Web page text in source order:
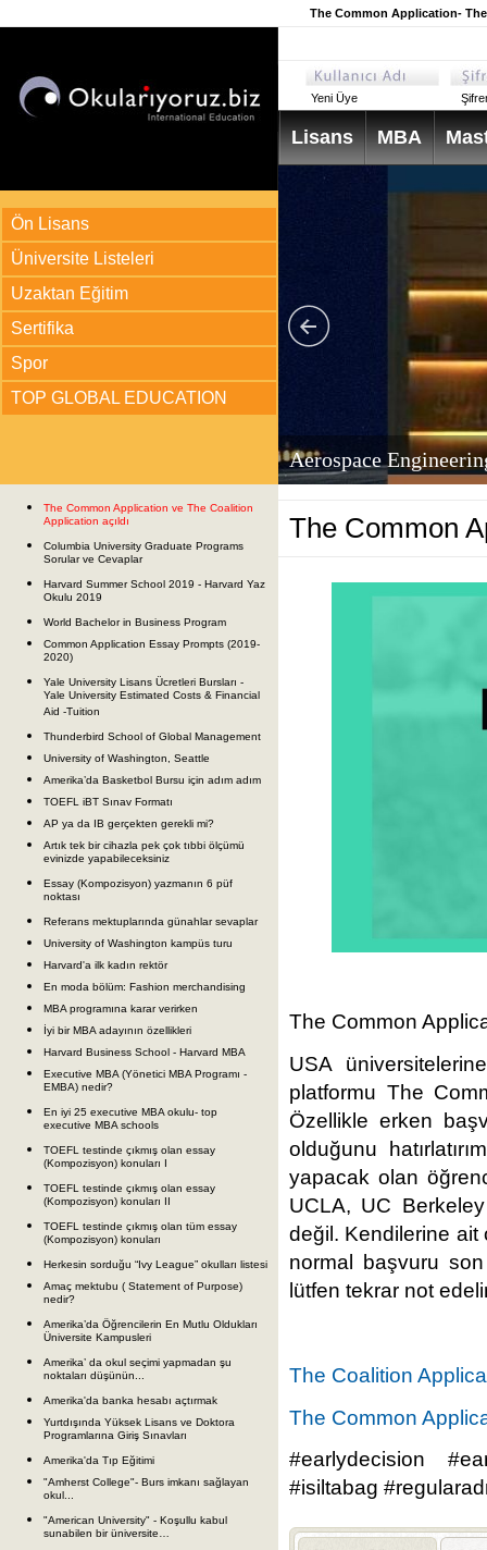
The Common Application-
Ön Lisans
Üniversite Listeleri
Uzaktan Eğitim
Sertifika
Spor
TOP GLOBAL EDUCATION
The Common Application ve The Coalition
Application açıldı
Columbia University Graduate Programs
Sorular ve Cevaplar
Harvard Summer School 2019 - Harvard Yaz
Okulu 2019
World Bachelor in Business Program
Common Application Essay Prompts (2019-
2020)
Yale University Lisans Ücretleri Bursları -
Yale University Estimated Costs & Financial
Aid -Tuition
Thunderbird School of Global Management
University of Washington, Seattle
Amerika’da Basketbol Bursu için adım adım
TOEFL iBT Sınav Formatı
AP ya da IB gerçekten gerekli mi?
Artık tek bir cihazla pek çok tıbbi ölçümü
evinizde yapabileceksiniz
Essay (Kompozisyon) yazmanın 6 püf
noktası
Referans mektuplarında günahlar sevaplar
University of Washington kampüs turu
Harvard'a ilk kadın rektör
En moda bölüm: Fashion merchandising
MBA programına karar verirken
İyi bir MBA adayının özellikleri
Harvard Business School - Harvard MBA
Executive MBA (Yönetici MBA Programı -
EMBA) nedir?
En iyi 25 executive MBA okulu- top
executive MBA schools
TOEFL testinde çıkmış olan essay
(Kompozisyon) konuları I
TOEFL testinde çıkmış olan essay
(Kompozisyon) konuları II
TOEFL testinde çıkmış olan tüm essay
(Kompozisyon) konuları
Herkesin sorduğu “Ivy League” okulları listesi
Amaç mektubu ( Statement of Purpose)
nedir?
Amerika’da Öğrencilerin En Mutlu Oldukları
Üniversite Kampusleri
Amerika’ da okul seçimi yapmadan şu
noktaları düşünün...
Amerika'da banka hesabı açtırmak
Yurtdışında Yüksek Lisans ve Doktora
Programlarına Giriş Sınavları
Amerika'da Tıp Eğitimi
"Amherst College"- Burs imkanı sağlayan
okul...
"American University" - Koşullu kabul
sunabilen bir üniversite…
Yeni Üye
Lisans MBA
Aerospace
The Common
The Common
USA
platformu The
Özellikle erken
olduğunu
yapacak olan
UCLA, UC
değil. Kendilerine ait
normal başvuru
lütfen tekrar not
The Coalition
The Common
#earlydecision
#isiltabag